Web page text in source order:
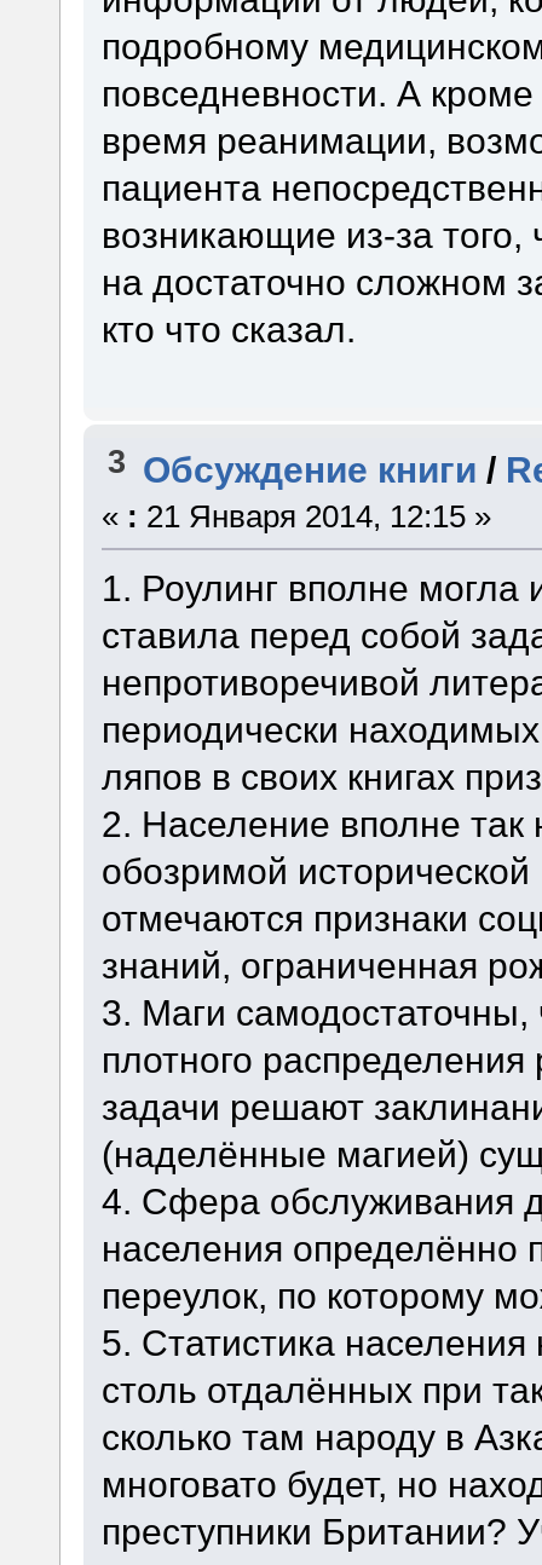
подробному
повседневности. А
время реанимации,
пациента
возникающие из-за
на достаточно сложном
кто что сказал.
3 Обсуждение книги /
« : 21 Января 2014, 12:15 »
1. Роулинг вполне могла
ставила перед собой
непротиворечивой
периодически
ляпов в своих книгах
2. Население вполне так
обозримой
отмечаются признаки
знаний, ограниченная
3. Маги самодостаточны,
плотного
задачи решают
(наделённые магией)
4. Сфера обслуживания
населения определённо
переулок, по которому
5. Статистика
столь отдалённых при
сколько там народу в
многовато будет, но
преступники Британии?